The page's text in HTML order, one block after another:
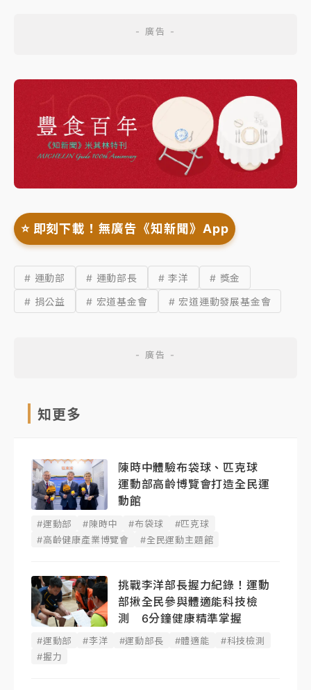
⭐️ 即刻下載！無廣告《知新聞》App
# 運動部 # 運動部長 # 李洋
# 獎金
# 捐公益
# 宏道基金會 # 宏道運動發展基金會
知更多
陳時中體驗布袋球、匹克球
運動部高齡博覽會打造全民運
動館
#運動部 #陳時中 #布袋球
#匹克球
#高齡健康產業博覽會
#全民運動主題館
挑戰李洋部長握力紀錄！運動
部揪全民參與體適能科技檢
測 6分鐘健康精準掌握
#運動部 #李洋 #運動部長 #體適能
#科技檢測
#握力